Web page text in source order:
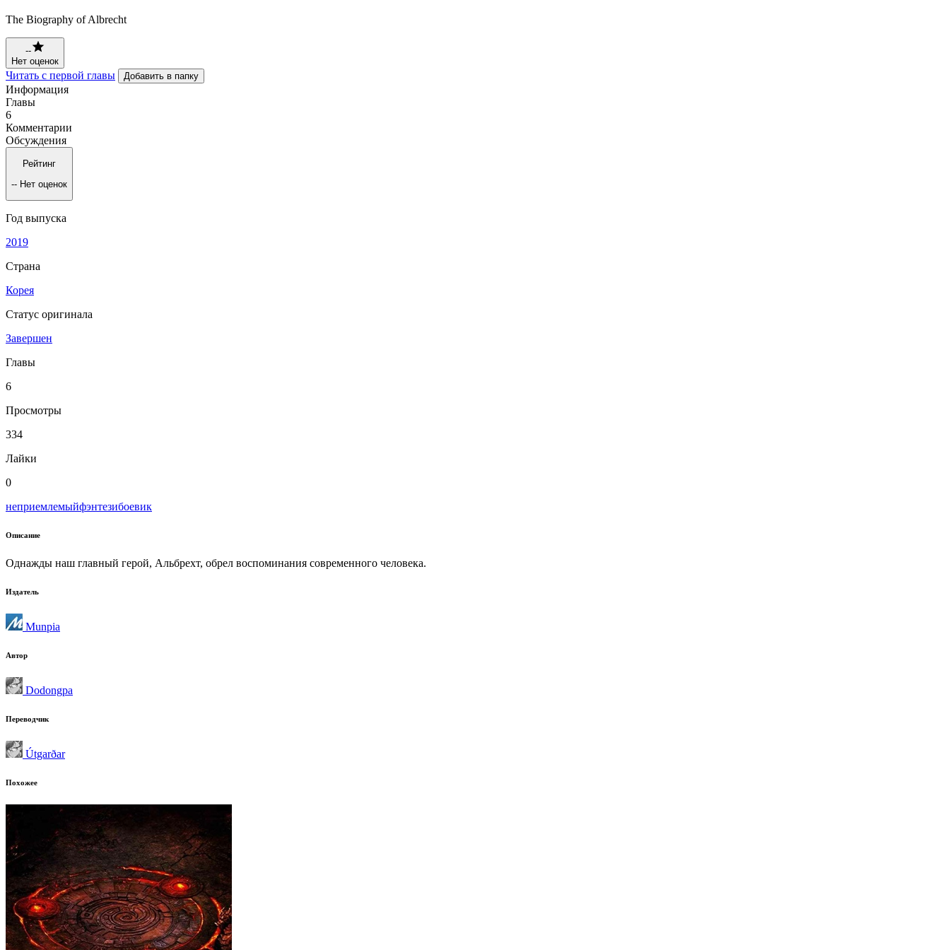
The Biography of Albrecht
--
Нет оценок
Читать с первой главы Добавить в папку
Информация
Главы
6
Комментарии
Обсуждения
Рейтинг
-- Нет оценок
Год выпуска
2019
Страна
Корея
Статус оригинала
Завершен
Главы
6
Просмотры
334
Лайки
0
неприемлемыйфэнтезибоевик
Описание
Однажды наш главный герой, Альбрехт, обрел воспоминания современного человека.
Издатель
Munpia
Автор
Dodongpa
Переводчик
Útgarðar
Похожее